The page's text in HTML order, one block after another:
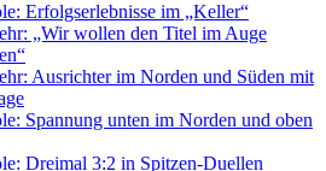
Erfolgserlebnisse im „Keller“
„Wir wollen den Titel im Auge
Ausrichter im Norden und Süden mit
Spannung unten im Norden und oben
Dreimal 3:2 in Spitzen-Duellen